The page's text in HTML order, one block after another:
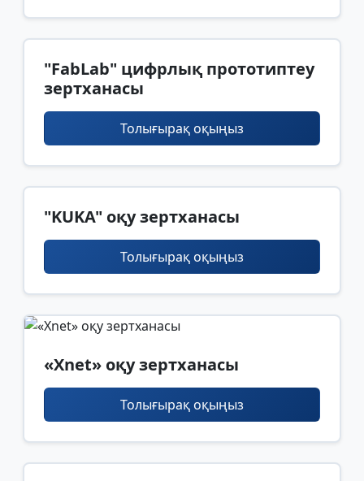
"FabLab" цифрлық прототиптеу
зертханасы
Толығырақ оқыңыз
"KUKA" оқу зертханасы
Толығырақ оқыңыз
«Xnet» оқу зертханасы
Толығырақ оқыңыз